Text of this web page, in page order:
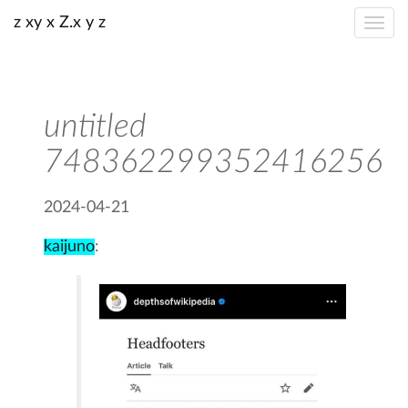
z xy x Z.x y z
untitled
748362299352416256
2024-04-21
kaijuno: